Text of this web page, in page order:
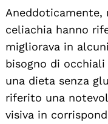
Aneddoticamente,
celiachia hanno
migliorava in
bisogno di
una dieta senza
riferito una
visiva in